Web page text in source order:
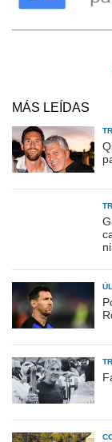
MÁS LEÍDAS